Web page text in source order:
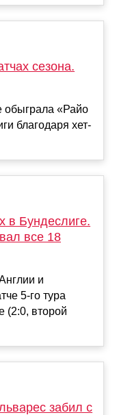
сезона.
обыграла «Райо
благодаря хет-
в Бундеслиге.
все 18
и
5-го тура
(2:0, второй
забил с